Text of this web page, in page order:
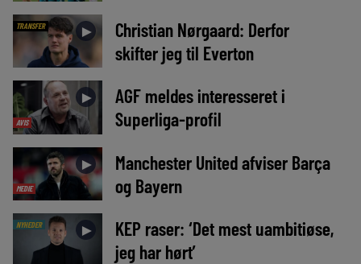
TRANSFER ►
Christian Nørgaard: Derfor
skifter jeg til Everton
AVIS
►
AGF meldes interesseret i
Superliga-profil
MEDIE
►
Manchester United afviser Barça
og Bayern
NYHEDER ►
KEP raser: ‘Det mest uambitiøse,
jeg har hørt’